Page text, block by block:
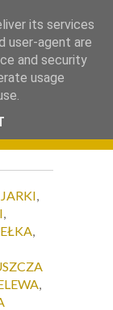
.
JARKI,
,
,
,
its services
user-agent are
and security
usage